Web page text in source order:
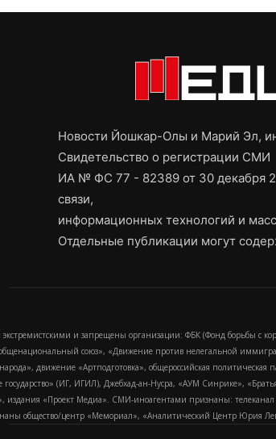
Новости Йошкар-Олы и Марий Эл,
Свидетельство о регистрации СМИ
ИА № ФС 77 - 82389 от 30 декабря
связи,
информационных технологий и
Отдельные публикации могут
и запрещены организации: ФБК (Фонд борьбы с
общенациональный союз», «Движение против нелегальной
народа», движение «Артподготовка», общероссийская
государство» (ИГ, ИГИЛ), Джебхад-ан-Нусра, «АУМ Синрике»,
издания «Проект Медиа». СМИ-иноагентами признаны:
общество/центр «Мемориал», «Аналитический Центр Юрия